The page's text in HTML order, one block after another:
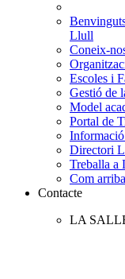
Llull
Coneix-
Escoles i
Gestió de
Model
Portal de
Directori
Treballa a
Com
Contacte
LA